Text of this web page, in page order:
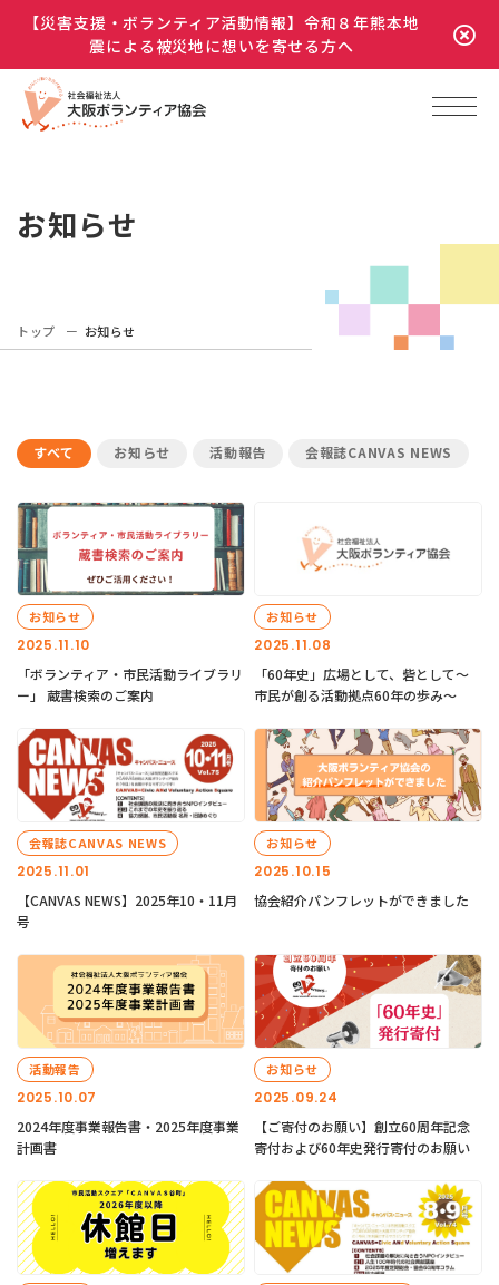
【災害支援・ボランティア活動情報】令和８年熊本地
震による被災地に想いを寄せる方へ
お知らせ
トップ お知らせ
すべて お知らせ 活動報告 会報誌CANVAS NEWS
2025.11.10
お知らせ
「ボランティア・市民活動ライブラリ
ー」 蔵書検索のご案内
2025.11.08
お知らせ
「60年史」広場として、砦として～
市民が創る活動拠点60年の歩み～
2025.11.01
会報誌CANVAS NEWS
【CANVAS NEWS】2025年10・11月
号
2025.10.15
お知らせ
協会紹介パンフレットができました
2025.10.07
活動報告
2024年度事業報告書・2025年度事業
計画書
2025.09.24
お知らせ
【ご寄付のお願い】創立60周年記念
寄付および60年史発行寄付のお願い